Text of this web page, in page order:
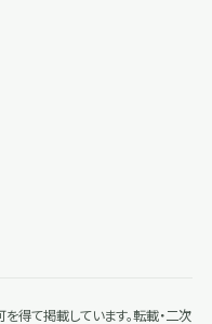
て掲載しています。転載・二次